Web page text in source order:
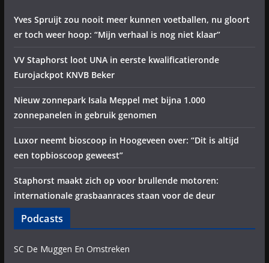
Yves Spruijt zou nooit meer kunnen voetballen, nu gloort
er toch weer hoop: “Mijn verhaal is nog niet klaar”
VV Staphorst loot UNA in eerste kwalificatieronde
Eurojackpot KNVB Beker
Nieuw zonnepark Isala Meppel met bijna 1.000
zonnepanelen in gebruik genomen
Luxor neemt bioscoop in Hoogeveen over: “Dit is altijd
een topbioscoop geweest”
Staphorst maakt zich op voor brullende motoren:
internationale grasbaanraces staan voor de deur
Podcasts
SC De Muggen En Omstreken